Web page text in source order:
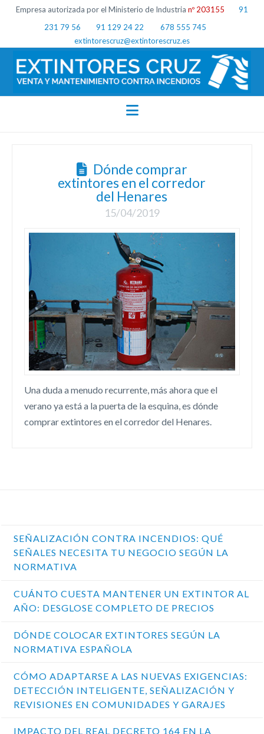
Empresa autorizada por el Ministerio de Industria nº 203155
91
231 79 56
91 129 24 22
678 555 745
extintorescruz@extintorescruz.es
Navigation
Dónde comprar
extintores en el corredor
del Henares
15/04/2019
Una duda a menudo recurrente, más ahora que el
verano ya está a la puerta de la esquina, es dónde
comprar extintores en el corredor del Henares.
SEÑALIZACIÓN CONTRA INCENDIOS: QUÉ
SEÑALES NECESITA TU NEGOCIO SEGÚN LA
NORMATIVA
CUÁNTO CUESTA MANTENER UN EXTINTOR AL
AÑO: DESGLOSE COMPLETO DE PRECIOS
DÓNDE COLOCAR EXTINTORES SEGÚN LA
NORMATIVA ESPAÑOLA
CÓMO ADAPTARSE A LAS NUEVAS EXIGENCIAS:
DETECCIÓN INTELIGENTE, SEÑALIZACIÓN Y
REVISIONES EN COMUNIDADES Y GARAJES
IMPACTO DEL REAL DECRETO 164 EN LA